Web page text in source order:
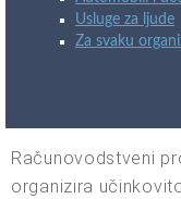
Usluge za ljude
Za svaku
Računovodstveni
organizira